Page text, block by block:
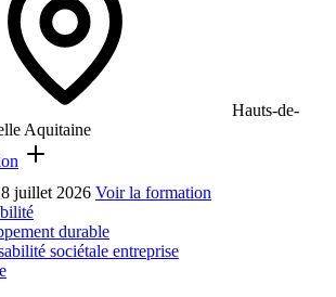
Hauts-de-
Aquitaine
juillet 2026 Voir la formation
durable
sociétale entreprise